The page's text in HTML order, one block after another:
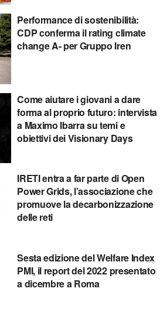
Performance di sostenibilità:
CDP conferma il rating climate
change A- per Gruppo Iren
Come aiutare i giovani a dare
forma al proprio futuro: intervista
a Maximo Ibarra su temi e
obiettivi dei Visionary Days
IRETI entra a far parte di Open
Power Grids, l’associazione che
promuove la decarbonizzazione
delle reti
Sesta edizione del Welfare Index
PMI, il report del 2022 presentato
a dicembre a Roma